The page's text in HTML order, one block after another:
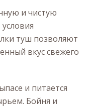
и чистую
туш позволяют
вкус свежего
и питается
Бойня и